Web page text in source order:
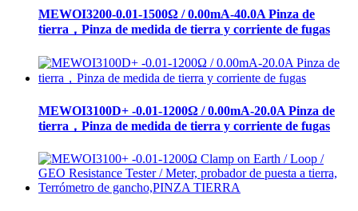
MEWOI3200-0.01-1500Ω / 0.00mA-40.0A Pinza de
tierra，Pinza de medida de tierra y corriente de fugas
MEWOI3100D+ -0.01-1200Ω / 0.00mA-20.0A Pinza de
tierra，Pinza de medida de tierra y corriente de fugas